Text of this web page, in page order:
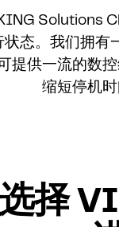
Solutions
状态。我们拥有
提供一流的数
缩短停机
择